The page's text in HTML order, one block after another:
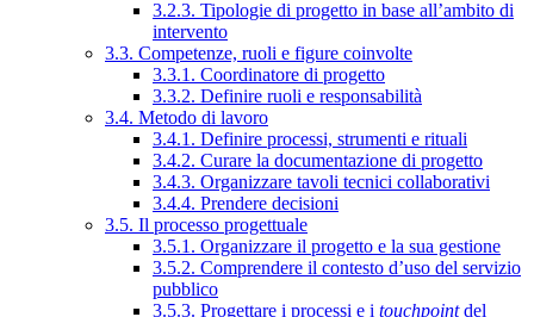
3.2.3. Tipologie di progetto in base all’ambito di
intervento
3.3. Competenze, ruoli e figure coinvolte
3.3.1. Coordinatore di progetto
3.3.2. Definire ruoli e responsabilità
3.4. Metodo di lavoro
3.4.1. Definire processi, strumenti e rituali
3.4.2. Curare la documentazione di progetto
3.4.3. Organizzare tavoli tecnici collaborativi
3.4.4. Prendere decisioni
3.5. Il processo progettuale
3.5.1. Organizzare il progetto e la sua gestione
3.5.2. Comprendere il contesto d’uso del servizio
pubblico
3.5.3. Progettare i processi e i touchpointdel